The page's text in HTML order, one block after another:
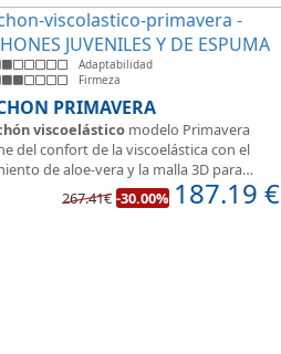
Adaptabilidad
Firmeza
PRIMAVERA
viscoelástico modelo Primavera
del confort de la viscoelástica con el
de aloe-vera y la malla 3D para
la transpiración.
medida del colchón estamos hablando
267.41€ -30.00% 187.19 €